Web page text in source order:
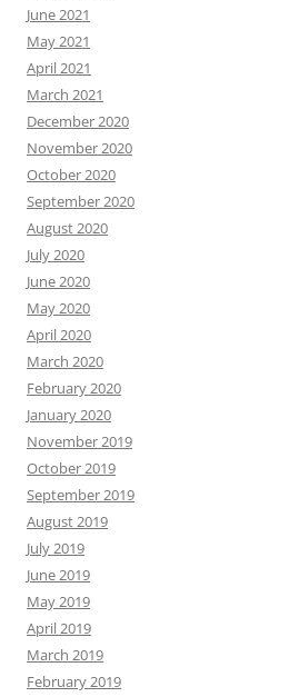
June 2021
May 2021
April 2021
March 2021
December 2020
November 2020
October 2020
September 2020
August 2020
July 2020
June 2020
May 2020
April 2020
March 2020
February 2020
January 2020
November 2019
October 2019
September 2019
August 2019
July 2019
June 2019
May 2019
April 2019
March 2019
February 2019